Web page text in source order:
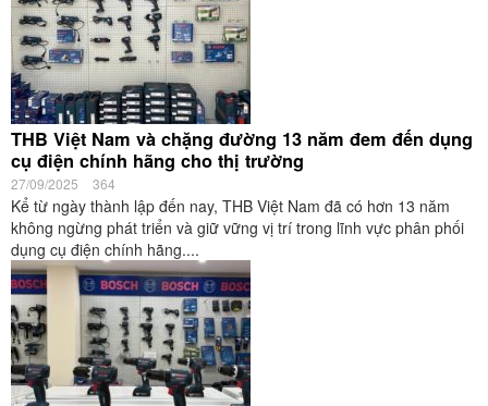
THB Việt Nam và chặng đường 13 năm đem đến dụng
cụ điện chính hãng cho thị trường
27/09/2025 364
Kể từ ngày thành lập đến nay, THB Việt Nam đã có hơn 13 năm
không ngừng phát triển và giữ vững vị trí trong lĩnh vực phân phối
dụng cụ điện chính hãng....